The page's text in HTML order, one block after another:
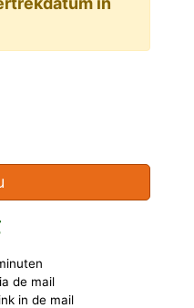
de mail
in de mail